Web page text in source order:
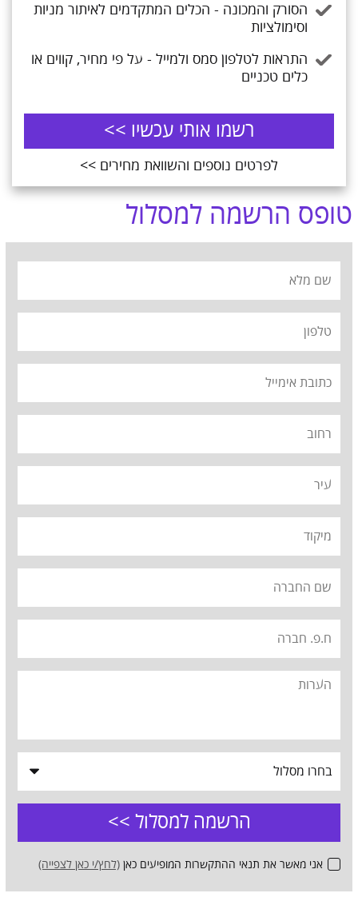
הסורק והמכונה - הכלים המתקדמים לאיתור מניות
וסימולציות
התראות לטלפון סמס ולמייל - על פי מחיר, קווים או
כלים טכניים
רשמו אותי עכשיו >>
לפרטים נוספים והשוואת מחירים >>
טופס הרשמה למסלול
אני מאשר את תנאי ההתקשרות המופיעים כאן (לחץ/י כאן לצפייה)